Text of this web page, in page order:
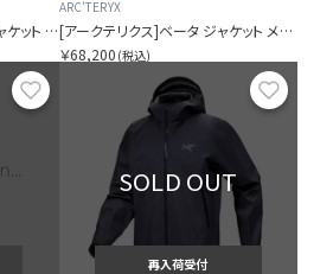
[アークテリクス]アトム SV ジャケット メンズ
ARC'TERYX
[アークテリクス]ベータ ジャケット メンズ
￥68,200 (税込)
お気に入り
SOLD OUT
再入荷受付